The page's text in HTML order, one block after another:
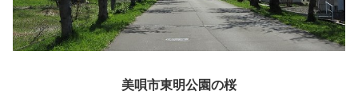
美唄市東明公園の桜